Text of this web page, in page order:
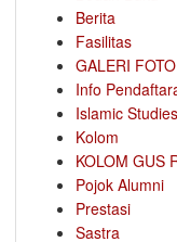
Berita
Fasilitas
GALERI FOTO
Info
Islamic Studies
Kolom
KOLOM GUS
Pojok Alumni
Prestasi
Sastra